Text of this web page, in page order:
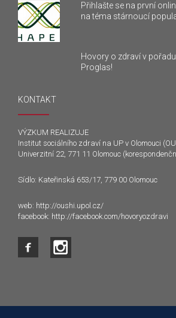
Přihlašte se na první
na téma stárnoucí
Hovory o zdraví v
Proglas!
KONTAKT
VÝZKUM REALIZUJE
Institut sociálního zdraví na UP v Olomouci
Univerzitní 22, 771 11 Olomouc
Sídlo: Kateřinská 653/17, 779 00 Olomouc
web: http://oushi.upol.cz/
facebook: http://facebook.com/hovoryozdravi